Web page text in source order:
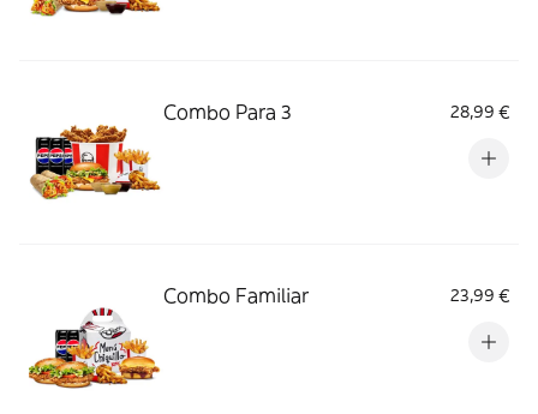
Combo Para 3 28,99 €
Combo Familiar 23,99 €